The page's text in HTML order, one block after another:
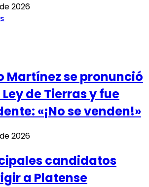
2026
Martínez se pronunció
de Tierras y fue
«¡No se venden!»
2026
candidatos
a Platense